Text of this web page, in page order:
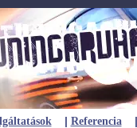
| Referencia
|